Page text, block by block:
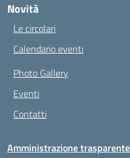
Novità
Le circolari
Calendario eventi
Photo Gallery
Eventi
Contatti
Amministrazione trasparente